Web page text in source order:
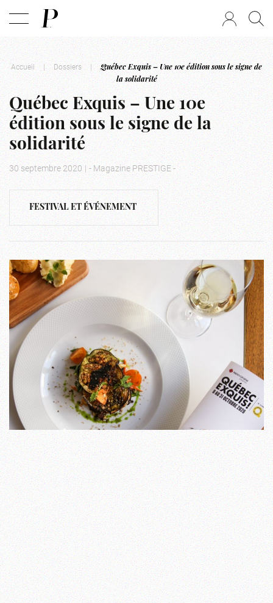
Accueil | Dossiers |
Québec Exquis – Une 10e édition sous le signe de
la solidarité
Québec Exquis – Une 10e
édition sous le signe de la
solidarité
30 septembre 2020 | - Magazine PRESTIGE -
FESTIVAL ET ÉVÉNEMENT